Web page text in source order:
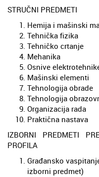
STRUČNI PREDMETI
Hemija i mašinski
Tehnička fizika
Tehničko crtanje
Mehanika
Osnive
Mašinski elementi
Tehnologija obrade
Tehnologija
Organizacija rada
Praktična nastava
IZBORNI PREDMETI
PROFILA
Građansko
izborni predmet)